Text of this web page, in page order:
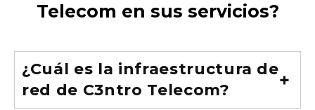
Telecom en sus servicios?
¿Cuál es la infraestructura de
red de C3ntro Telecom?